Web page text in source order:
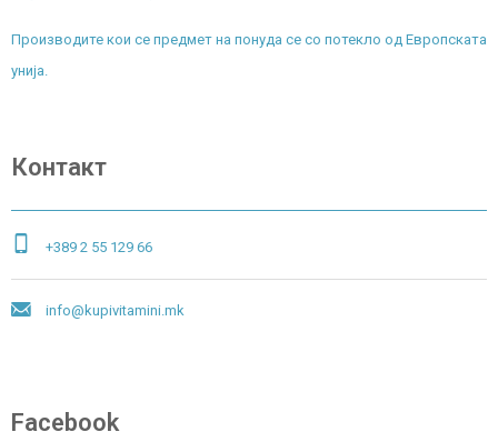
Производите кои се предмет на понуда се со потекло од Европската
унија.
Контакт
+389 2 55 129 66
info@kupivitamini.mk
Facebook